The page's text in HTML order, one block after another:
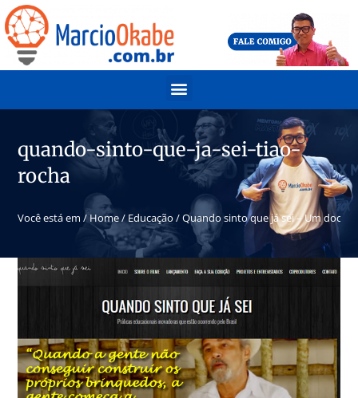
quando-sinto-que-ja-sei-tiao-
rocha
Você está em / Home/ Educação /Quando sinto que já sei – Um